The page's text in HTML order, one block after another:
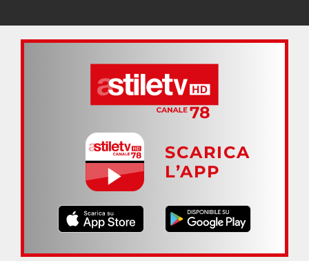
SCARICA
L’APP